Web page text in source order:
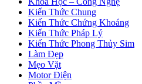
Kiến Thức Chung
Kiến Thức Chứng Khoáng
Kiến Thức Pháp Lý
Kiến Thức Phong Thủy Sim
Làm Đẹp
Mẹo Vặt
Motor Điện